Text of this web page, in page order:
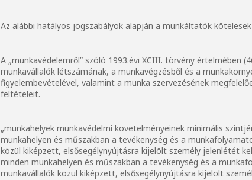
Az alábbi hatályos jogszabályok alapján a munkáltatók
A „munkavédelemről” szóló 1993.évi XCIII. törvény értelmében
munkavállalók létszámának, a munkavégzésből és a
figyelembevételével, valamint a munka szervezésének
feltételeit.
„munkahelyek munkavédelmi követelményeinek minimális
munkahelyen és műszakban a tevékenység és a
közül kiképzett, elsősegélynyújtásra kijelölt személy jelenlétét
minden munkahelyen és műszakban a tevékenység és a
munkavállalók közül kiképzett, elsősegélynyújtásra kijelölt